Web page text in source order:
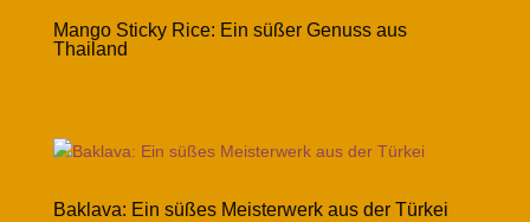
Mango Sticky Rice: Ein süßer Genuss aus
Thailand
Baklava: Ein süßes Meisterwerk aus der Türkei